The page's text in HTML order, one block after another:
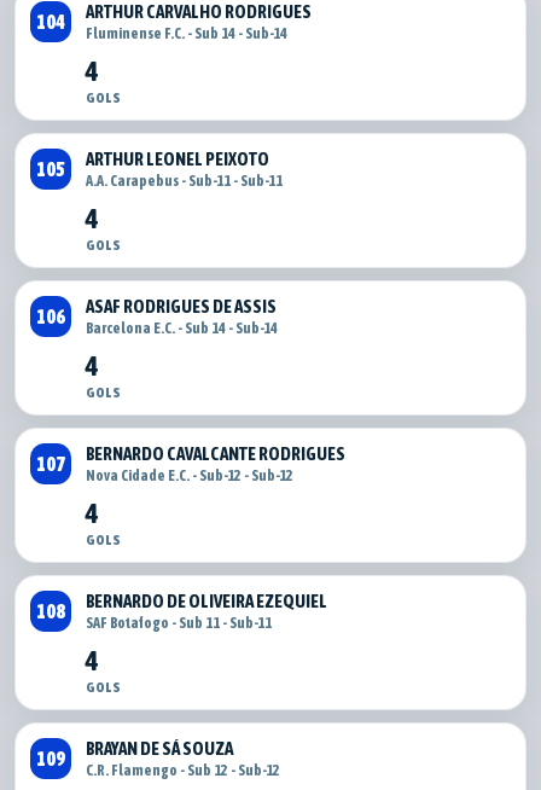
104 ARTHUR CARVALHO RODRIGUES
Fluminense F.C. - Sub 14 - Sub-14
4
GOLS
105 ARTHUR LEONEL PEIXOTO
A.A. Carapebus - Sub-11 - Sub-11
4
GOLS
106 ASAF RODRIGUES DE ASSIS
Barcelona E.C. - Sub 14 - Sub-14
4
GOLS
107 BERNARDO CAVALCANTE RODRIGUES
Nova Cidade E.C. - Sub-12 - Sub-12
4
GOLS
108 BERNARDO DE OLIVEIRA EZEQUIEL
SAF Botafogo - Sub 11 - Sub-11
4
GOLS
109 BRAYAN DE SÁ SOUZA
C.R. Flamengo - Sub 12 - Sub-12